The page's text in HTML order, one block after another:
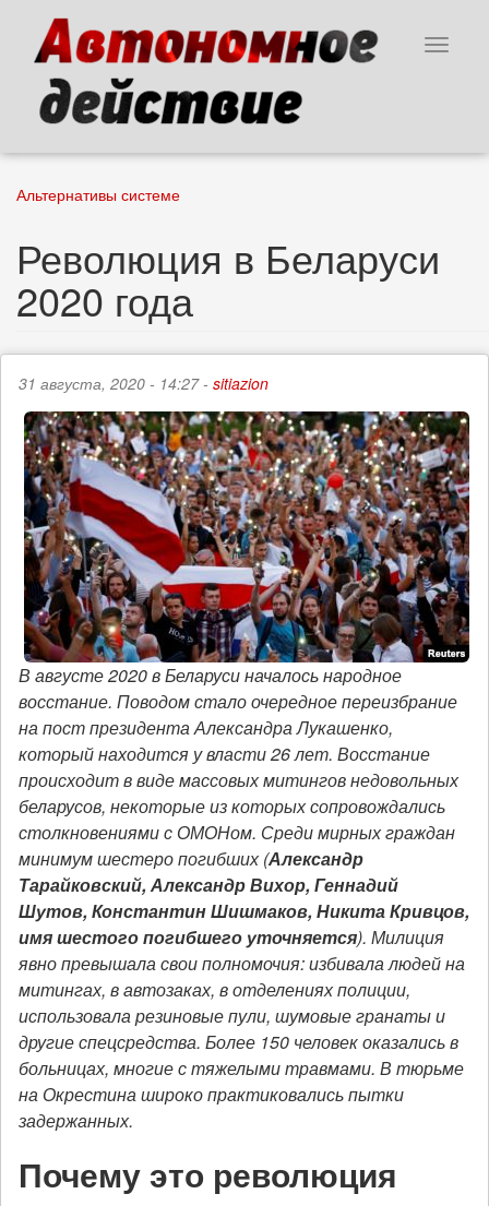
основному
содержанию
Toggle
Альтернативы системе
Революция в Беларуси
2020 года
31 августа, 2020 - 14:27 - sitiazion
В августе 2020 в Беларуси началось народное
восстание. Поводом стало очередное переизбрание
на пост президента Александра Лукашенко,
который находится у власти 26 лет. Восстание
происходит в виде массовых митингов недовольных
беларусов, некоторые из которых сопровождались
столкновениями с ОМОНом. Среди мирных граждан
минимум шестеро погибших (Александр
Тарайковский, Александр Вихор, Геннадий
Шутов, Константин Шишмаков, Никита Кривцов,
имя шестого погибшего уточняется). Милиция
явно превышала свои полномочия: избивала людей на
митингах, в автозаках, в отделениях полиции,
использовала резиновые пули, шумовые гранаты и
другие спецсредства. Более 150 человек оказались в
больницах, многие с тяжелыми травмами. В тюрьме
на Окрестина широко практиковались пытки
задержанных.
Почему это революция